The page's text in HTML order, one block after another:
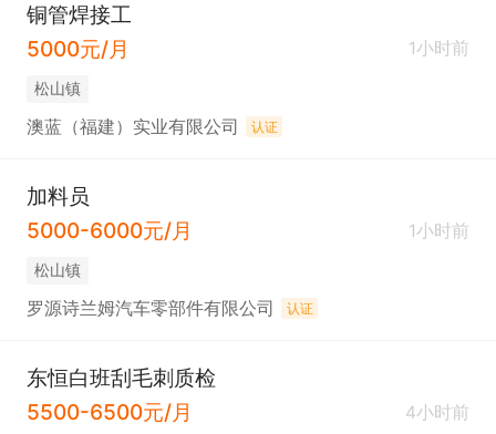
铜管焊接工
5000元/月
1小时前
松山镇
澳蓝（福建）实业有限公司 认证
加料员
5000-6000元/月
1小时前
松山镇
罗源诗兰姆汽车零部件有限公司 认证
东恒白班刮毛刺质检
5500-6500元/月
4小时前